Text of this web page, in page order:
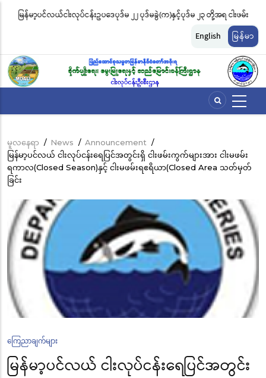
အဓိက
အကြောင်းအရာ
မည်
ခွဲ(က)နှင့်ပုဒ်မ ၂၃ တို့အရ ငါးဖမ်း
ငါးလုပ်ငန်းဦးစီးဌာနနှင့် FFI အကြား မြန်မာနိုင်ငံ ပ
မျိုးကွဲများ ထိန်းသိမ်းကာကွယ်စောင့်ရှောက်ခြင်းလုပ်
ဆိုင်ရာ သဘောတူညီမှု မူဘောင်စာချုပ်” လက်မှတ်ရေ
English မြန်မာ
Breadcrumb
မူလနေရာ / News / Announcement /
မြန်မာ့ပင်လယ် ငါးလုပ်ငန်းရေပြင်အတွင်းရှိ ငါးဖမ်းကွက်များအား ငါးမဖမ်း
ရကာလ(Closed Season)နှင့် ငါးမဖမ်းရဧရိယာ(Closed Area သတ်မှတ်
ခြင်း
ကြေညာချက်များ
မြန်မာ့ပင်လယ် ငါးလုပ်ငန်းရေပြင်အတွင်း